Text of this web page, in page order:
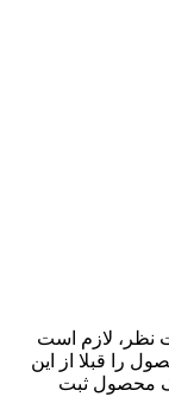
نظر، لازم است
را قبلا از این
محصول ثبت